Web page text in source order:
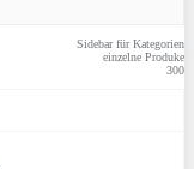
Sidebar für Kategorien
einzelne Produke
300